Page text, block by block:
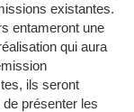
existantes.
entameront une
qui aura
ils seront
présenter les